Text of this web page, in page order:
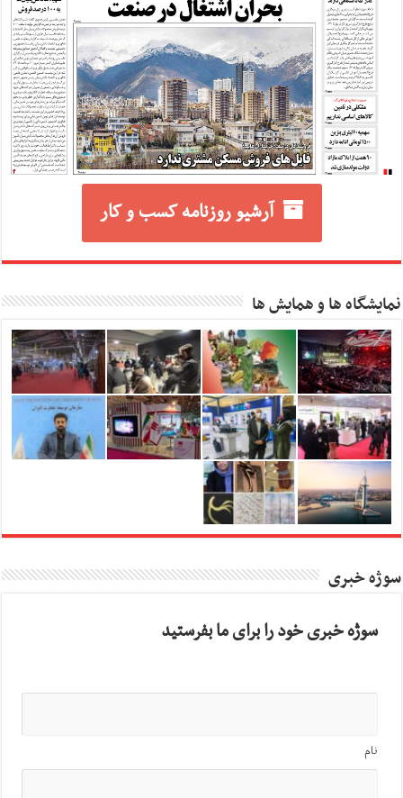
آرشیو روزنامه کسب و کار
نمایشگاه ها و همایش ها
سوژه خبری
سوژه خبری خود را برای ما بفرستید
نام